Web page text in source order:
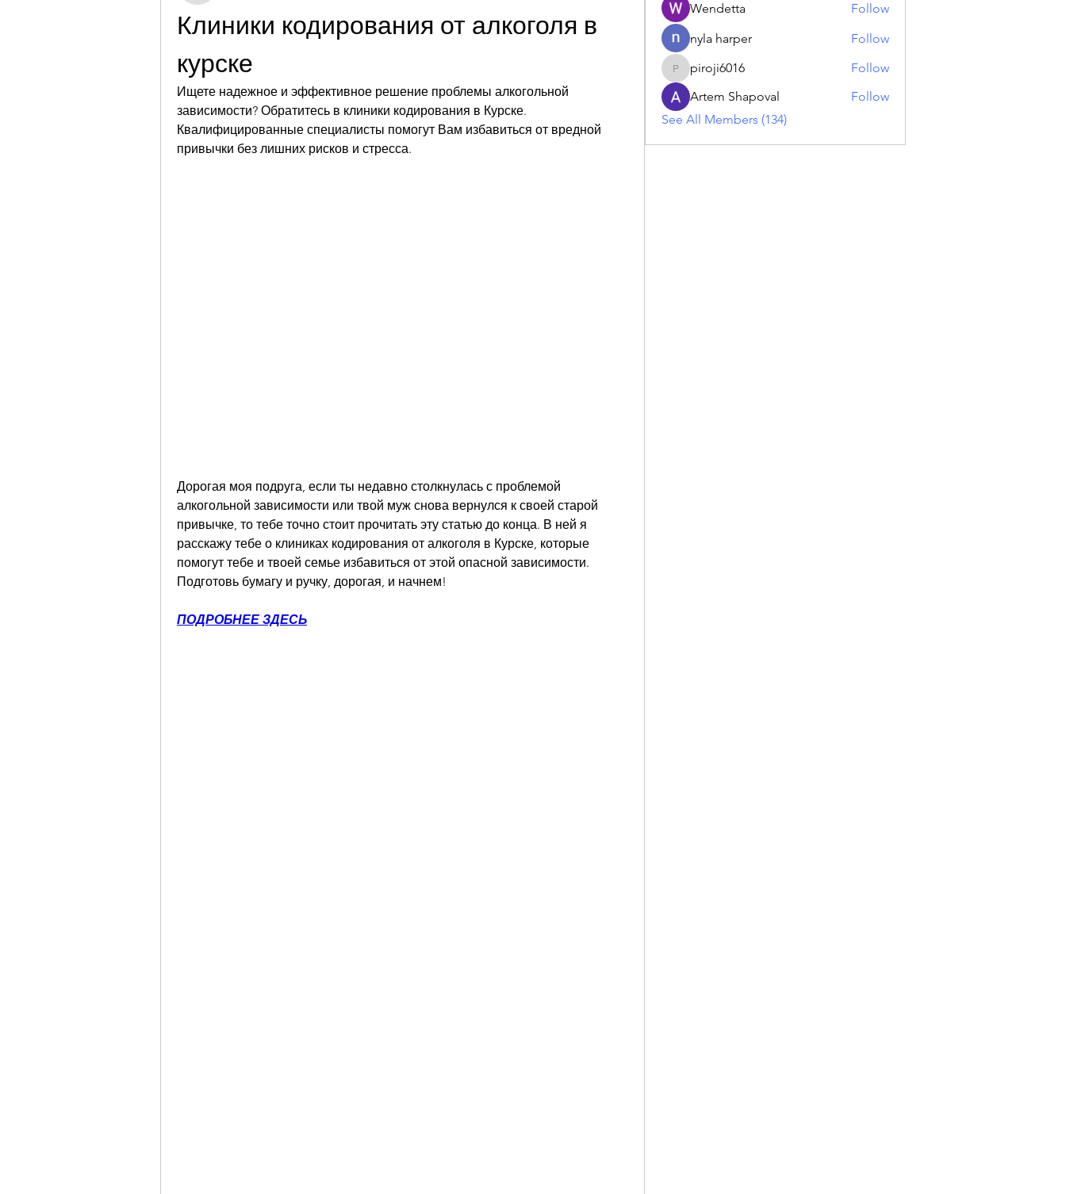
Клиники кодирования от алкоголя в
курске
Ищете надежное и эффективное решение проблемы алкогольной
зависимости? Обратитесь в клиники кодирования в Курске.
Квалифицированные специалисты помогут Вам избавиться от вредной
привычки без лишних рисков и стресса.
Дорогая моя подруга, если ты недавно столкнулась с проблемой
алкогольной зависимости или твой муж снова вернулся к своей старой
привычке, то тебе точно стоит прочитать эту статью до конца. В ней я
расскажу тебе о клиниках кодирования от алкоголя в Курске, которые
помогут тебе и твоей семье избавиться от этой опасной зависимости.
Подготовь бумагу и ручку, дорогая, и начнем!
ПОДРОБНЕЕ ЗДЕСЬ
Wendetta
Follow
nyla harper
Follow
piroji6016
piroji6016
Follow
Artem Shapoval
Follow
See All Members (134)